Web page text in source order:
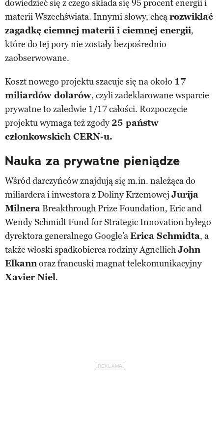
dowiedzieć się z czego składa się 95 procent energii i
materii Wszechświata. Innymi słowy, chcąrozwikłać
zagadkę ciemnej materii i ciemnej energii,
które do tej pory nie zostały bezpośrednio
zaobserwowane.
Koszt nowego projektu szacuje się na około 17
miliardów dolarów, czyli zadeklarowane wsparcie
prywatne to zaledwie 1/17 całości. Rozpoczęcie
projektu wymaga też zgody 25 państw
członkowskich CERN-u.
Nauka za prywatne pieniądze
Wśród darczyńców znajdują się m.in. należąca do
miliardera i inwestora z Doliny Krzemowej Jurija
MilneraBreakthrough Prize Foundation, Eric and
Wendy Schmidt Fund for Strategic Innovation byłego
dyrektora generalnego Google’aErica Schmidta, a
także włoski spadkobierca rodziny AgnellichJohn
Elkannoraz francuski magnat telekomunikacyjny
Xavier Niel.